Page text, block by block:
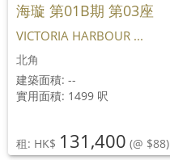
海璇 第01B期 第03座
VICTORIA HARBOUR ...
北角
建築面積: --
實用面積: 1499 呎
租: HK$ 131,400 (@ $88)